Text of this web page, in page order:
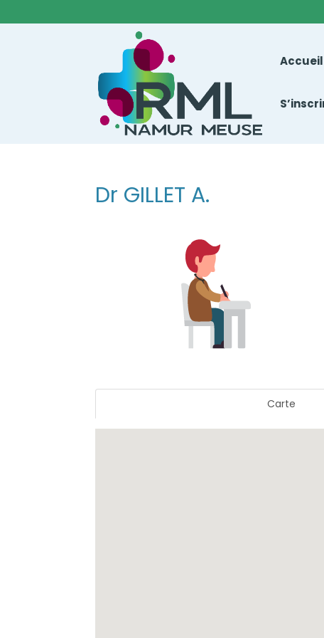
Accueil
Dr GILLET A.
Carte